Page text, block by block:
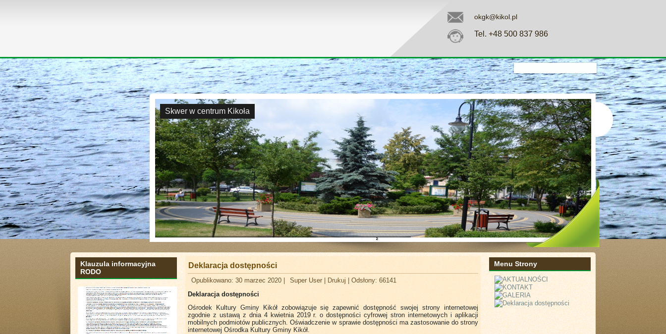
Skwer w centrum Kikoła
Tel. +48 500 837 986
okgk@kikol.pl
Klauzula informacyjna
RODO
Deklaracja dostępności
Opublikowano: 30 marzec 2020 Super User Drukuj
Odsłony: 66141
Deklaracja dostępności
Ośrodek Kultury Gminy Kikół zobowiązuje się zapewnić dostępność swojej strony internetowej
zgodnie z ustawą z dnia 4 kwietnia 2019 r. o dostępności cyfrowej stron internetowych i aplikacji
mobilnych podmiotów publicznych. Oświadczenie w sprawie dostępności ma zastosowanie do strony
internetowej Ośrodka Kultury Gminy Kikół.
Menu Strony